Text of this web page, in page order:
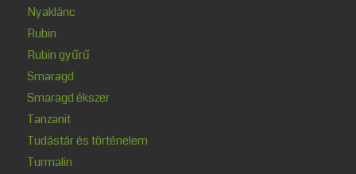
Nyaklánc
Rubin
Rubin gyűrű
Smaragd
Smaragd ékszer
Tanzanit
Tudástár és történelem
Turmalin